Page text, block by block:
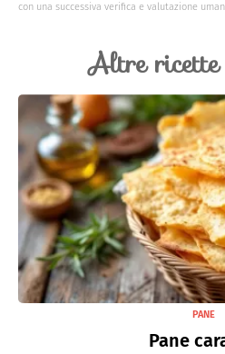
con una successiva verifica e valutazione
Altre ricette
PANE
Pane